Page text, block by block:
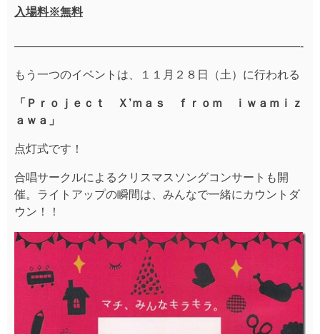
入場料※無料
—————————————————————————-
もう一つのイベントは、１１月２８日（土）に行われる
「Ｐｒｏｊｅｃｔ Ｘ’ｍａｓ ｆｒｏｍ ｉｗａｍｉｚ
ａｗａ」
点灯式です！
合唱サークルによるクリスマスソングコンサートも開
催。ライトアップの瞬間は、みんなで一緒にカウントダ
ウン！！